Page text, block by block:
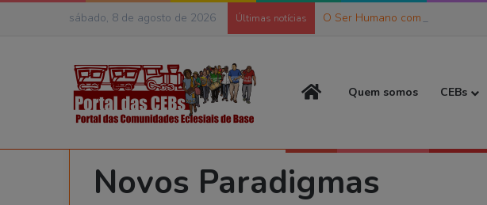
sábado, 8 de agosto de 2026 Últimas notícias O Ser Humano como Ser de
Página Inicial
Quem somos CEBs
Novos Paradigmas